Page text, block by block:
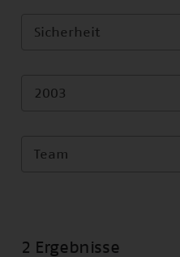
Sicherheit
2003
Team
2 Ergebnisse